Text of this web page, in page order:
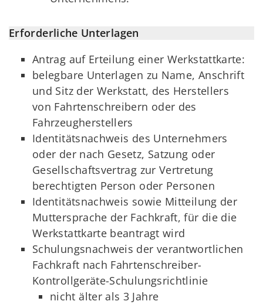
Erforderliche Unterlagen
Antrag auf Erteilung einer Werkstattkarte:
belegbare Unterlagen zu Name, Anschrift
und Sitz der Werkstatt, des Herstellers
von Fahrtenschreibern oder des
Fahrzeugherstellers
Identitätsnachweis des Unternehmers
oder der nach Gesetz, Satzung oder
Gesellschaftsvertrag zur Vertretung
berechtigten Person oder Personen
Identitätsnachweis sowie Mitteilung der
Muttersprache der Fachkraft, für die die
Werkstattkarte beantragt wird
Schulungsnachweis der verantwortlichen
Fachkraft nach Fahrtenschreiber-
Kontrollgeräte-Schulungsrichtlinie
nicht älter als 3 Jahre